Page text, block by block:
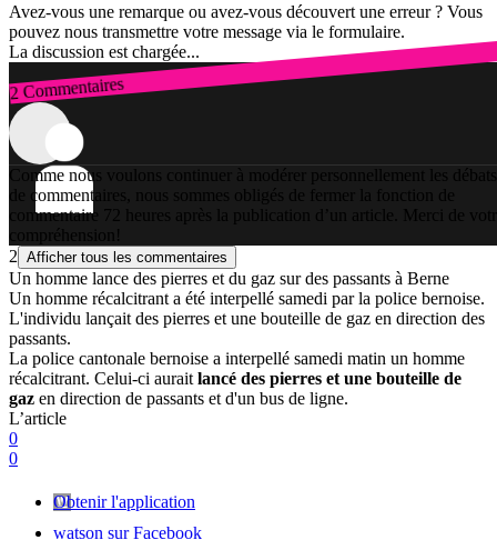
Avez-vous une remarque ou avez-vous découvert une erreur ? Vous
pouvez nous transmettre votre message via le formulaire.
La discussion est chargée...
2 Commentaires
Connexion
Comme nous voulons continuer à modérer personnellement les débats
de commentaires, nous sommes obligés de fermer la fonction de
commentaire 72 heures après la publication d’un article. Merci de
compréhension!
2 Afficher tous les commentaires
Un homme lance des pierres et du gaz sur des passants à Berne
Un homme récalcitrant a été interpellé samedi par la police bernoise.
L'individu lançait des pierres et une bouteille de gaz en direction des
passants.
La police cantonale bernoise a interpellé samedi matin un homme
récalcitrant. Celui-ci aurait lancé des pierres et une bouteille de
gaz en direction de passants et d'un bus de ligne.
L’article
0
0
Obtenir l'application
watson sur Facebook